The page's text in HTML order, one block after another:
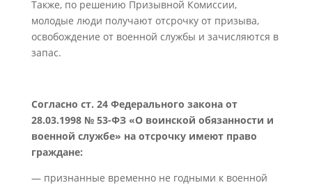
Также, по решению Призывной Комиссии,
молодые люди получают отсрочку от призыва,
освобождение от военной службы и зачисляются в
запас.
Согласно ст. 24 Федерального закона от
28.03.1998 № 53-ФЗ «О воинской обязанности и
военной службе» на отсрочку имеют право
граждане:
— признанные временно не годными к военной